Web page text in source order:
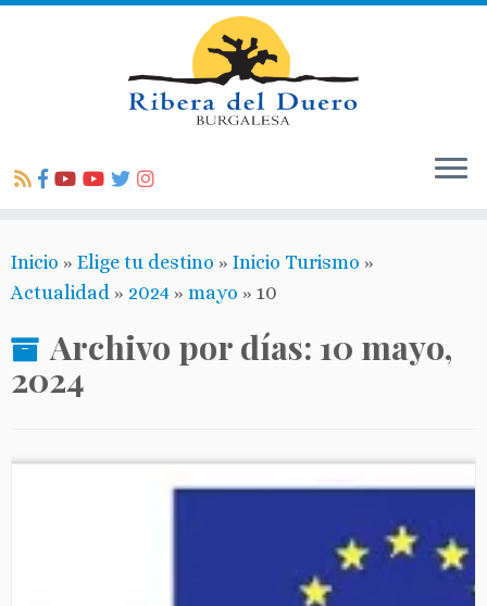
Inicio » Elige tu destino » Inicio Turismo »
Actualidad » 2024 » mayo » 10
Archivo por días: 10 mayo,
2024